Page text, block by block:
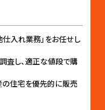
入れ業務」をお任せし
査し、適正な値段で購
の住宅を優先的に販売